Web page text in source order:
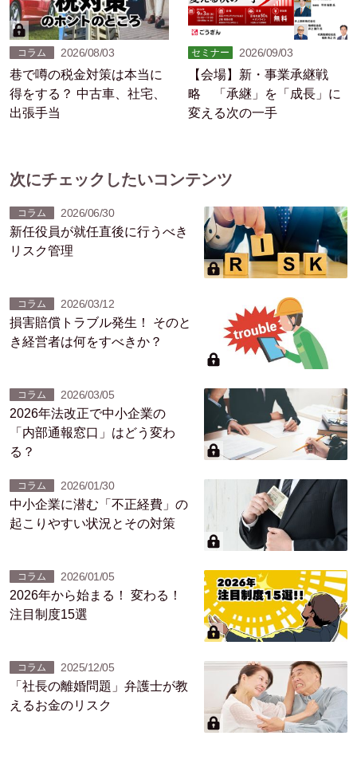
コラム 2026/08/03
巷で噂の税金対策は本当に
得をする？ 中古車、社宅、
出張手当
セミナー 2026/09/03
【会場】新・事業承継戦
略 「承継」を「成長」に
変える次の一手
次にチェックしたいコンテンツ
コラム 2026/06/30
新任役員が就任直後に行うべき
リスク管理
コラム 2026/03/12
損害賠償トラブル発生！ そのと
き経営者は何をすべきか？
コラム 2026/03/05
2026年法改正で中小企業の
「内部通報窓口」はどう変わ
る？
コラム 2026/01/30
中小企業に潜む「不正経費」の
起こりやすい状況とその対策
コラム 2026/01/05
2026年から始まる！ 変わる！
注目制度15選
コラム 2025/12/05
「社長の離婚問題」弁護士が教
えるお金のリスク